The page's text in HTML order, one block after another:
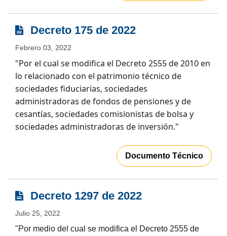
Decreto 175 de 2022
Febrero 03, 2022
"Por el cual se modifica el Decreto 2555 de 2010 en
lo relacionado con el patrimonio técnico de
sociedades fiduciarias, sociedades
administradoras de fondos de pensiones y de
cesantías, sociedades comisionistas de bolsa y
sociedades administradoras de inversión."
Documento Técnico
Decreto 1297 de 2022
Julio 25, 2022
"Por medio del cual se modifica el Decreto 2555 de